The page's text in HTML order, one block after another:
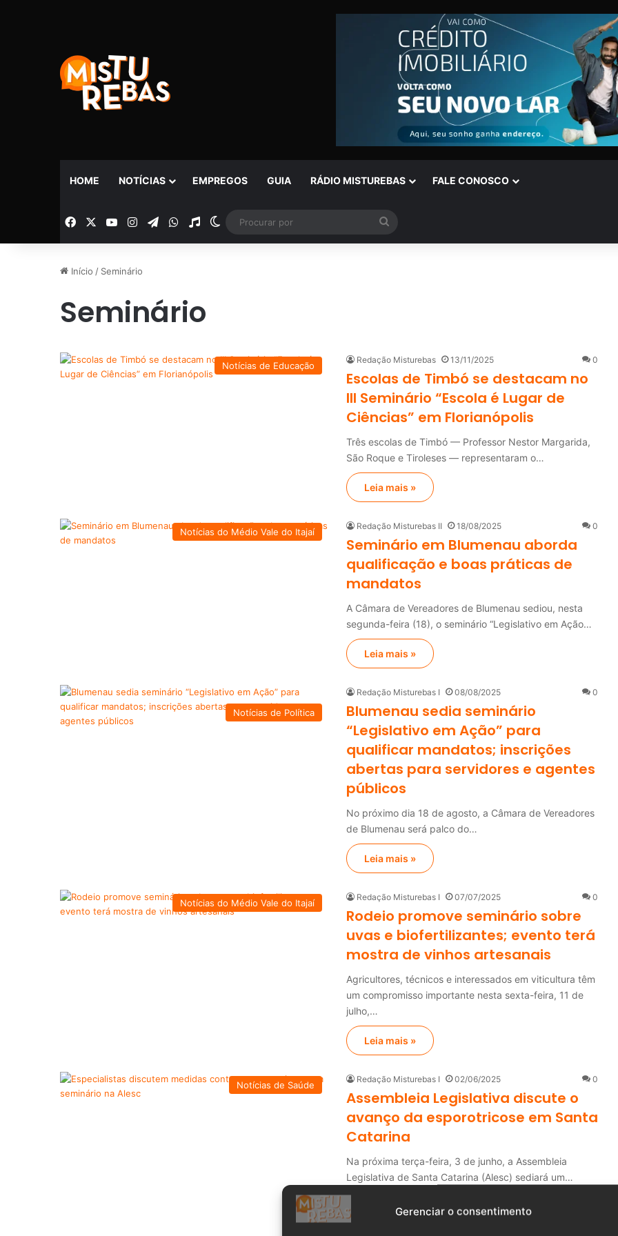
Gerenciar o consentimento
HOME NOTÍCIAS EMPREGOS GUIA RÁDIO MISTUREBAS FALE CONOSCO
Facebook YouTubeInstagramTelegramWhatsApp
Rádio Switch skin
por
Início / Seminário
Seminário
Notícias de Educação
Redação Misturebas 13/11/2025 0
Escolas de Timbó se destacam no
III Seminário “Escola é Lugar de
Ciências” em Florianópolis
Três escolas de Timbó — Professor Nestor Margarida,
São Roque e Tiroleses — representaram o…
Leia mais »
Notícias do Médio Vale do Itajaí
Redação Misturebas II 18/08/2025 0
Seminário em Blumenau aborda
qualificação e boas práticas de
mandatos
A Câmara de Vereadores de Blumenau sediou, nesta
segunda-feira (18), o seminário “Legislativo em Ação…
Leia mais »
Notícias de Política
Redação Misturebas I 08/08/2025 0
Blumenau sedia seminário
“Legislativo em Ação” para
qualificar mandatos; inscrições
abertas para servidores e agentes
públicos
No próximo dia 18 de agosto, a Câmara de Vereadores
de Blumenau será palco do…
Leia mais »
Notícias do Médio Vale do Itajaí
Redação Misturebas I 07/07/2025 0
Rodeio promove seminário sobre
uvas e biofertilizantes; evento terá
mostra de vinhos artesanais
Agricultores, técnicos e interessados em viticultura têm
um compromisso importante nesta sexta-feira, 11 de
julho,…
Leia mais »
Notícias de Saúde
Redação Misturebas I 02/06/2025 0
Assembleia Legislativa discute o
avanço da esporotricose em Santa
Catarina
Na próxima terça-feira, 3 de junho, a Assembleia
Legislativa de Santa Catarina (Alesc) sediará um…
Leia mais »